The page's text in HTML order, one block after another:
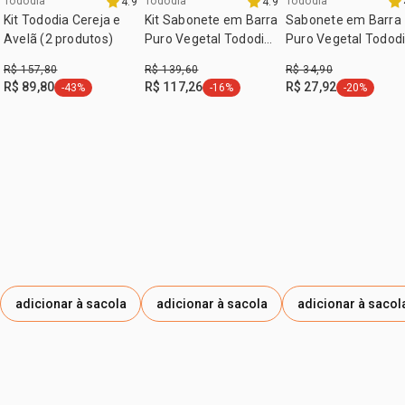
BENZYL SALICYLATE, LIMONENE, ALPHA-ISOMETHYL
IONONE, CITRONELLOL, COUMARIN.
Kit Tododia Cereja e
Avelã (2 produtos)
R$ 157,80
R$ 89,80 etiqueta -43%
-43%
adicionar à sacola
exclusivo aqui
Kit Sabonete em Barra
Puro Vegetal Tododia
R$ 139,60
R$ 117,26 etiqueta -16%
-16%
adicionar à sacola
Sabonete em Barra
Puro Vegetal
R$ 34,90
R$ 27,92 etiqueta -
-20%
adicionar à